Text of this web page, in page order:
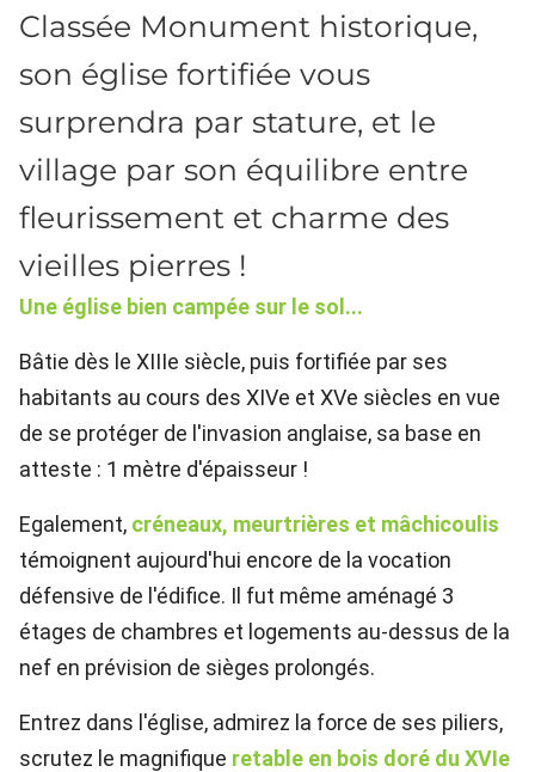
Classée Monument historique,
son église fortifiée vous
surprendra par stature, et le
village par son équilibre entre
fleurissement et charme des
vieilles pierres !
Une église bien campée sur le sol...
Bâtie dès le XIIIe siècle, puis fortifiée par ses
habitants au cours des XIVe et XVe siècles en vue
de se protéger de l'invasion anglaise, sa base en
atteste : 1 mètre d'épaisseur !
Egalement, créneaux, meurtrières et mâchicoulis
témoignent aujourd'hui encore de la vocation
défensive de l'édifice. Il fut même aménagé 3
étages de chambres et logements au-dessus de la
nef en prévision de sièges prolongés.
Entrez dans l'église, admirez la force de ses piliers,
scrutez le magnifique retable en bois doré du XVIe